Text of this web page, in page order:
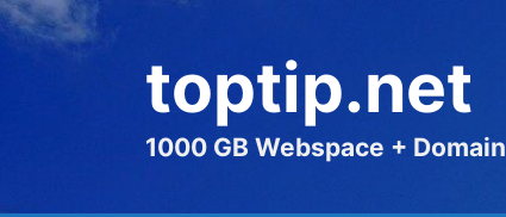
Zum
Inhalt
toptip.net
1000 GB Webspace + Domain